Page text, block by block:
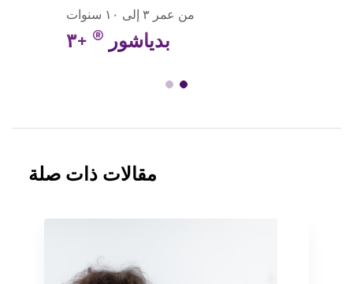
من عمر ٣ إلى ١٠ سنوات
بدياشور ® +٣
مقالات ذات صلة